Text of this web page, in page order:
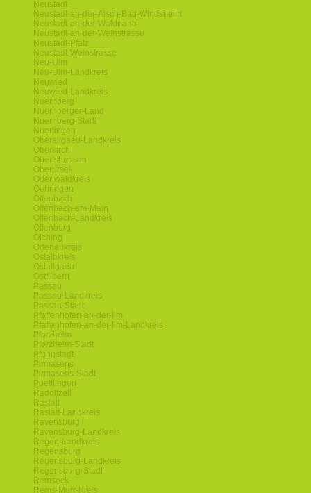
Neustadt
Neustadt-an-der-Aisch-Bad-Windsheim
Neustadt-an-der-Waldnaab
Neustadt-an-der-Weinstrasse
Neustadt-Pfalz
Neustadt-Weinstrasse
Neu-Ulm
Neu-Ulm-Landkreis
Neuwied
Neuwied-Landkreis
Nuernberg
Nuernberger-Land
Nuernberg-Stadt
Nuertingen
Oberallgaeu-Landkreis
Oberkirch
Obertshausen
Oberursel
Odenwaldkreis
Oehringen
Offenbach
Offenbach-am-Main
Offenbach-Landkreis
Offenburg
Olching
Ortenaukreis
Ostalbkreis
Ostallgaeu
Ostfildern
Passau
Passau-Landkreis
Passau-Stadt
Pfaffenhofen-an-der-Ilm
Pfaffenhofen-an-der-Ilm-Landkreis
Pforzheim
Pforzheim-Stadt
Pfungstadt
Pirmasens
Pirmasens-Stadt
Puettlingen
Radolfzell
Rastatt
Rastatt-Landkreis
Ravensburg
Ravensburg-Landkreis
Regen-Landkreis
Regensburg
Regensburg-Landkreis
Regensburg-Stadt
Remseck
Rems-Murr-Kreis